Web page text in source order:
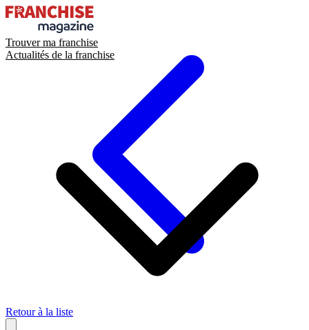
Trouver ma franchise
Actualités de la franchise
Retour à la liste